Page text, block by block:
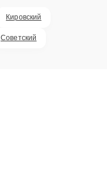
Кировский
Советский